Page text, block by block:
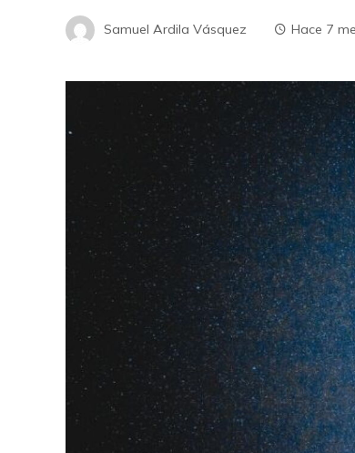
Samuel Ardila Vásquez Hace 7